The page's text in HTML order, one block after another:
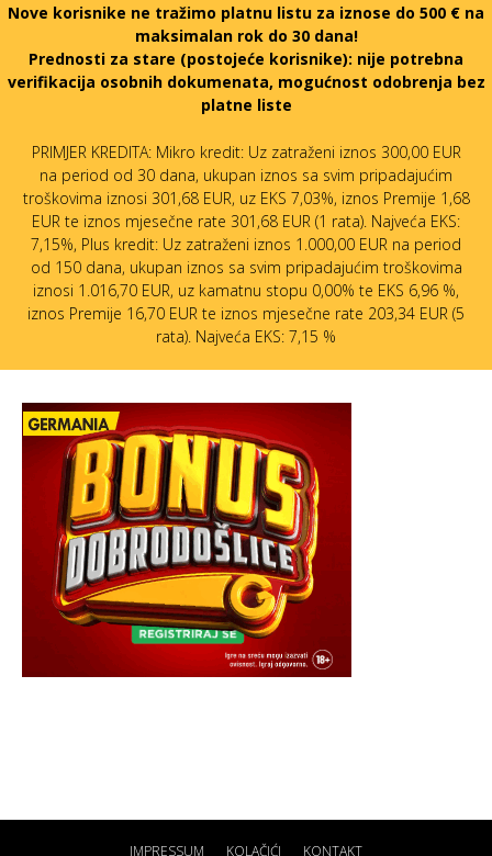
Nove korisnike ne tražimo platnu listu za iznose do 500 € na
maksimalan rok do 30 dana!
Prednosti za stare (postojeće korisnike): nije potrebna
verifikacija osobnih dokumenata, mogućnost odobrenja bez
platne liste
PRIMJER KREDITA: Mikro kredit: Uz zatraženi iznos 300,00 EUR
na period od 30 dana, ukupan iznos sa svim pripadajućim
troškovima iznosi 301,68 EUR, uz EKS 7,03%, iznos Premije 1,68
EUR te iznos mjesečne rate 301,68 EUR (1 rata). Najveća EKS:
7,15%, Plus kredit: Uz zatraženi iznos 1.000,00 EUR na period
od 150 dana, ukupan iznos sa svim pripadajućim troškovima
iznosi 1.016,70 EUR, uz kamatnu stopu 0,00% te EKS 6,96 %,
iznos Premije 16,70 EUR te iznos mjesečne rate 203,34 EUR (5
rata). Najveća EKS: 7,15 %
IMPRESSUM KOLAČIĆI KONTAKT